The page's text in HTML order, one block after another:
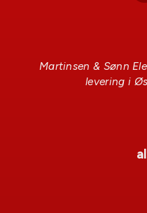
Martinsen & Sønn
levering i